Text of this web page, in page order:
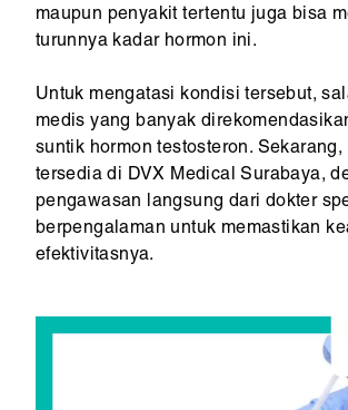
maupun penyakit tertentu juga bisa
turunnya kadar hormon ini.
Untuk mengatasi kondisi tersebut,
medis yang banyak
suntik hormon testosteron.
tersedia di DVX Medical Surabaya,
pengawasan langsung dari dokter
berpengalaman untuk memastikan
efektivitasnya.